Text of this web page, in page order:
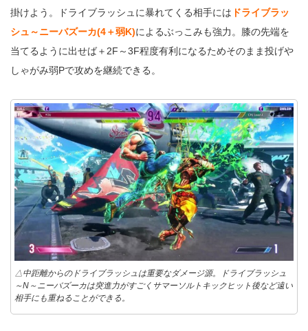
掛けよう。ドライブラッシュに暴れてくる相手には ドライブラッ
シュ～ニーバズーカ(4＋弱K)によるぶっこみも強力。膝の先端を
当てるように出せば＋2F～3F程度有利になるためそのまま投げや
しゃがみ弱Pで攻めを継続できる。
△中距離からのドライブラッシュは重要なダメージ源。ドライブラッシュ
～N～ニーバズーカは突進力がすごくサマーソルトキックヒット後など遠い
相手にも重ねることができる。